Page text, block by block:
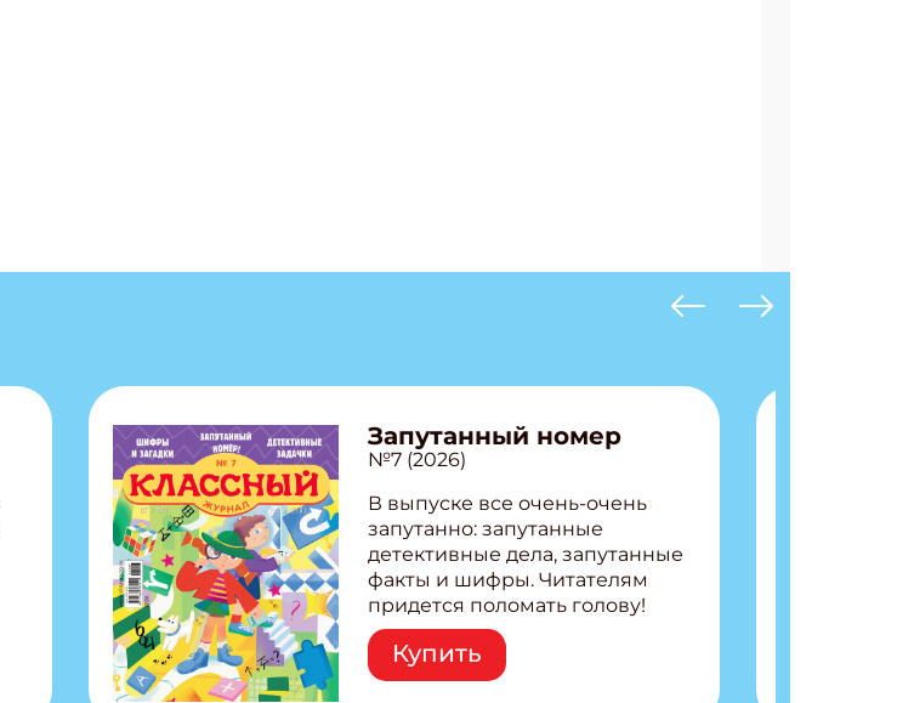
Запутанный номер
№7 (2026)
В выпуске все очень-очень
запутанно: запутанные
детективные дела, запутанные
факты и шифры. Читателям
придется поломать голову!
Внутри: Шифры и
расшифровки Плетем
запутанные поделки
Купить